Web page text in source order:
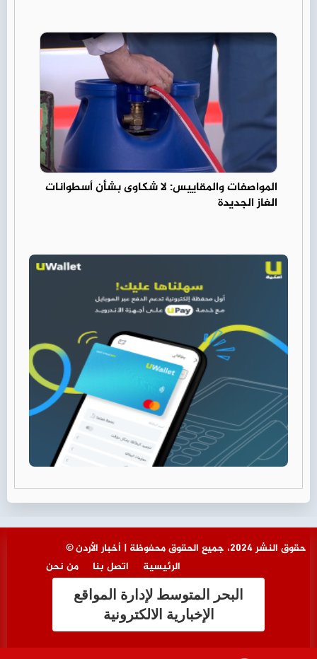
المواصفات والمقاييس: لا شكاوى بشأن أسطوانات
الغاز الجديدة
© حقوق النشر 2024، جميع الحقوق محفوظة | أخبار الأردن
من نحن
اتصل بنا الرئيسية
البحر المتوسط لإدارة المواقع
الإخبارية الالكترونية